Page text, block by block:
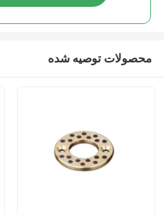
محصولات توصیه شده